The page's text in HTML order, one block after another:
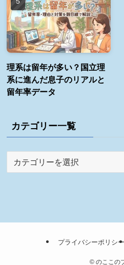
理系は留年が多い？国立理
系に進んだ息子のリアルと
留年率データ
カテゴリー一覧
一
プライバシーポリシー
©のここの